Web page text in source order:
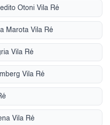
Otoni Vila Ré
Marota Vila Ré
Vila Ré
Vila Ré
Vila Ré